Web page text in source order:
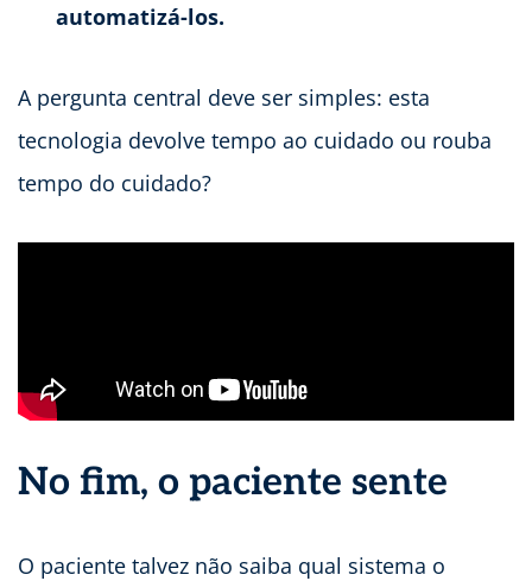
automatizá-los.
A pergunta central deve ser simples: esta
tecnologia devolve tempo ao cuidado ou rouba
tempo do cuidado?
No fim, o paciente sente
O paciente talvez não saiba qual sistema o